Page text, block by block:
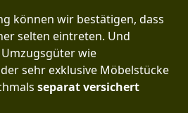
können wir bestätigen, dass
selten eintreten. Und
wie
sehr exklusive Möbelstücke
separat versichert